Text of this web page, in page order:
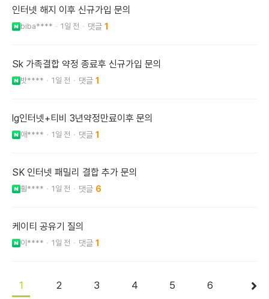
인터넷 해지 이후 신규가입 문의
biba**** 1일 전 1
Sk 가족결합 약정 종료후 신규가입 문의
밧**** 1일 전 1
lg인터넷+티비 3년약정만료이후 문의
애**** 1일 전 1
SK 인터넷 패밀리 결합 추가 문의
휠**** 1일 전 6
케이티 공유기 질의
이**** 1일 전 1
1 2 3 4 5 6